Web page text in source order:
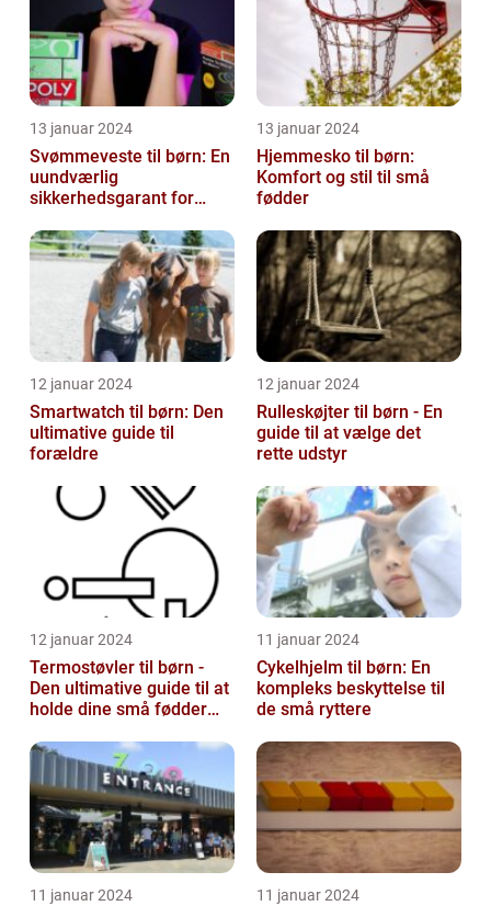
13 januar 2024
Svømmeveste til børn: En
uundværlig
sikkerhedsgarant for
13 januar 2024
Hjemmesko til børn:
Komfort og stil til små
fødder
12 januar 2024
Smartwatch til børn: Den
ultimative guide til
forældre
12 januar 2024
Rulleskøjter til børn - En
guide til at vælge det
rette udstyr
12 januar 2024
Termostøvler til børn -
Den ultimative guide til at
holde dine små fødder
11 januar 2024
Cykelhjelm til børn: En
kompleks beskyttelse til
de små ryttere
11 januar 2024 11 januar 2024